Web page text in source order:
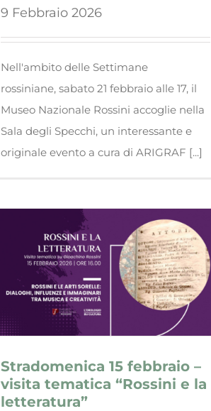
9 Febbraio 2026
Nell'ambito delle Settimane
rossiniane, sabato 21 febbraio alle 17, il
Museo Nazionale Rossini accoglie nella
Sala degli Specchi, un interessante e
originale evento a cura di ARIGRAF [...]
Stradomenica 15 febbraio –
visita tematica “Rossini e la
letteratura”